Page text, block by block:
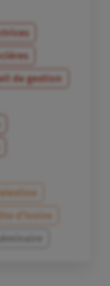
de gestion
Palestine
d’Ivoire